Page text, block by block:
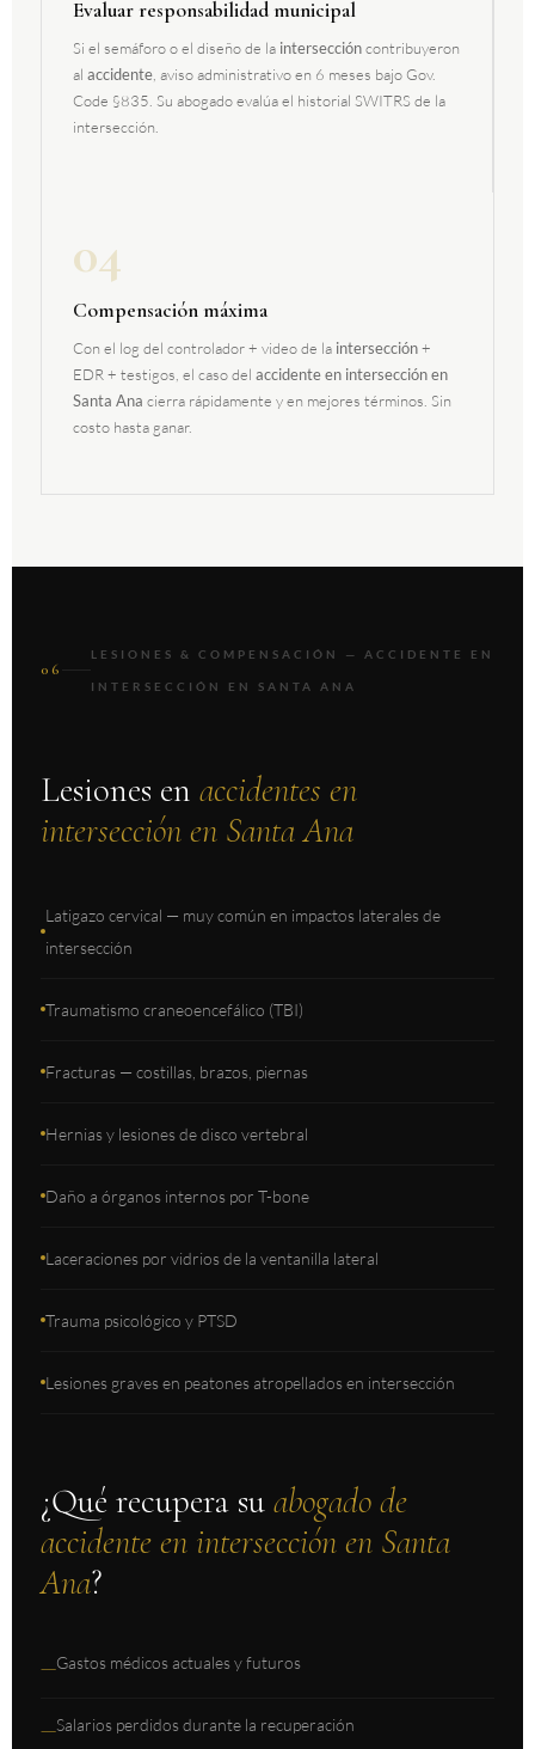
Evaluar responsabilidad municipal
Si el semáforo o el diseño de la interseccióncontribuyeron
al accidente , aviso administrativo en 6 meses bajo Gov.
Code §835. Su abogado evalúa el historial SWITRS de la
intersección.
04
Compensación máxima
Con el log del controlador + video de la intersección+
EDR + testigos, el caso del accidente en intersección en
Santa Ana cierra rápidamente y en mejores términos. Sin
costo hasta ganar.
06
LESIONES & COMPENSACIÓN — ACCIDENTE EN
INTERSECCIÓN EN SANTA ANA
Lesiones en accidentes en
intersección en Santa Ana
Latigazo cervical — muy común en impactos laterales de
intersección
Traumatismo craneoencefálico (TBI)
Fracturas — costillas, brazos, piernas
Hernias y lesiones de disco vertebral
Daño a órganos internos por T-bone
Laceraciones por vidrios de la ventanilla lateral
Trauma psicológico y PTSD
Lesiones graves en peatones atropellados en intersección
¿Qué recupera su abogado de
accidente en intersección en Santa
Ana?
—Gastos médicos actuales y futuros
—Salarios perdidos durante la recuperación